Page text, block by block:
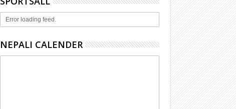
Error loading feed.
NEPALI CALENDER